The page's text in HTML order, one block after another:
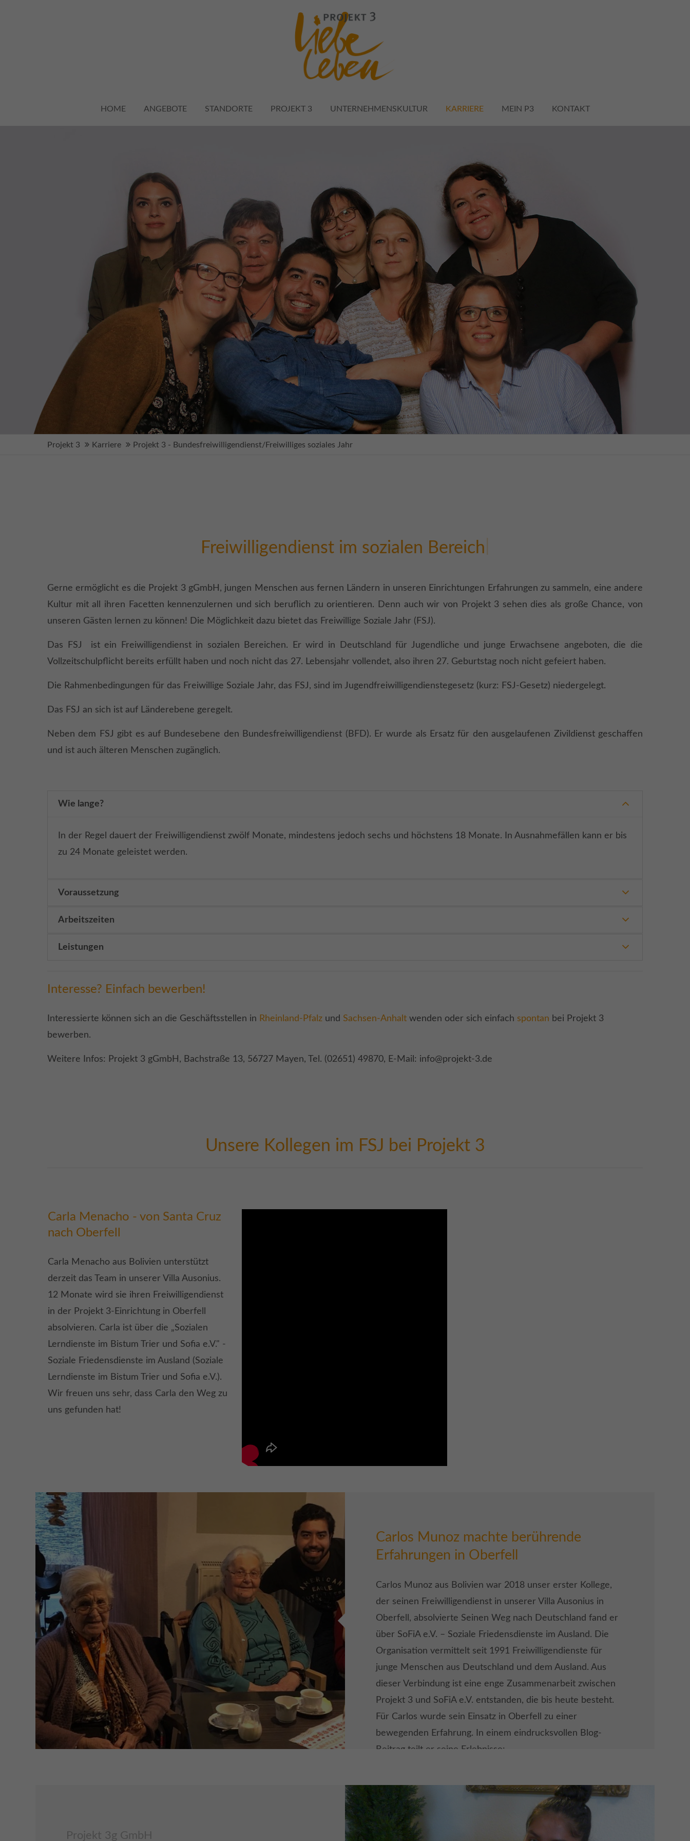
Lost your password?
Lorem ipsum dolor sit amet:
24h
We offer support for our
customers
Mon - Fri 8:00am - 5:00pm
(GMT
+1)
Cybersteel Inc.
376-293 City Road, Suite 600
info@yourdomain.com
dolor. Aenean massa. Cum sociis
HOME ANGEBOTE STANDORTE PROJEKT 3 UNTERNEHMENSKULTUR KARRIERE MEIN P3 KONTAKT
Projekt 3 Karriere Projekt 3 - Bundesfreiwilligendienst/Freiwilliges soziales Jahr
Freiwilligendienst im sozialen Bereich
Gerne ermöglicht es die Projekt 3 gGmbH, jungen Menschen aus fernen Ländern in unseren Ein­richtungen Erfahrungen zu sammeln, eine andere
Kultur mit all ihren Facetten kennen­zulernen und sich beruflich zu orientieren. Denn auch wir von Projekt 3 sehen dies als große Chance, von
unseren Gästen lernen zu können! Die Möglichkeit dazu bietet das Freiwillige Soziale Jahr (FSJ).
Das FSJ ist ein Freiwilligendienst in sozialen Bereichen. Er wird in Deutschland für Jugendliche und junge Erwachsene angeboten, die die
Vollzeitschulpflicht bereits erfüllt haben und noch nicht das 27. Lebensjahr vollendet, also ihren 27. Geburtstag noch nicht gefeiert haben.
Die Rahmenbedingungen für das Freiwillige Soziale Jahr, das FSJ, sind im Jugend­freiwilligen­dienstegesetz (kurz: FSJ-Gesetz) niedergelegt.
Das FSJ an sich ist auf Länderebene geregelt.
Neben dem FSJ gibt es auf Bundesebene den Bundesfreiwilligendienst (BFD). Er wurde als Ersatz für den ausgelaufenen Zivildienst geschaffen
und ist auch älteren Menschen zugänglich.
Wie lange?
In der Regel dauert der Freiwilligendienst zwölf Monate, mindestens jedoch sechs und höchstens 18 Monate. In Ausnahmefällen kann er bis
zu 24 Monate geleistet werden.
Voraussetzung
Arbeitszeiten
Leistungen
Interesse? Einfach bewerben!
Interessierte können sich an die Geschäftsstellen in Rheinland-Pfalz und Sachsen-Anhalt wenden oder sich einfach spontan bei Projekt 3
bewerben.
Weitere Infos: Projekt 3 gGmbH, Bachstraße 13, 56727 Mayen, Tel. (02651) 49870, E-Mail: info@projekt-3.de
Unsere Kollegen im FSJ bei Projekt 3
Carla Menacho - von Santa Cruz
nach Oberfell
Carla Menacho aus Bolivien unterstützt
derzeit das Team in unserer Villa Ausonius.
12 Monate wird sie ihren Freiwilligendienst
in der Projekt 3-Einrichtung in Oberfell
absolvieren. Carla ist über die „Sozialen
Lerndienste im Bistum Trier und Sofia e.V." -
Soziale Friedensdienste im Ausland (Soziale
Lerndienste im Bistum Trier und Sofia e.V.).
Wir freuen uns sehr, dass Carla den Weg zu
uns gefunden hat!
Carlos Munoz machte berührende
Erfahrungen in Oberfell
Carlos Munoz aus Bolivien war 2018 unser erster Kollege,
der seinen Freiwilligendienst in unserer Villa Ausonius in
Oberfell, absolvierte Seinen Weg nach Deutschland fand er
über SoFiA e.V. – Soziale Friedensdienste im Ausland. Die
Organisation vermittelt seit 1991 Freiwilligendienste für
junge Menschen aus Deutschland und dem Ausland. Aus
dieser Verbindung ist eine enge Zusammenarbeit zwischen
Projekt 3 und SoFiA e.V. entstanden, die bis heute besteht.
Für Carlos wurde sein Einsatz in Oberfell zu einer
bewegenden Erfahrung. In einem eindrucksvollen Blog-
Beitrag teilt er seine Erlebnisse:
Hier sein Blog-Beitrag
Projekt 3g GmbH